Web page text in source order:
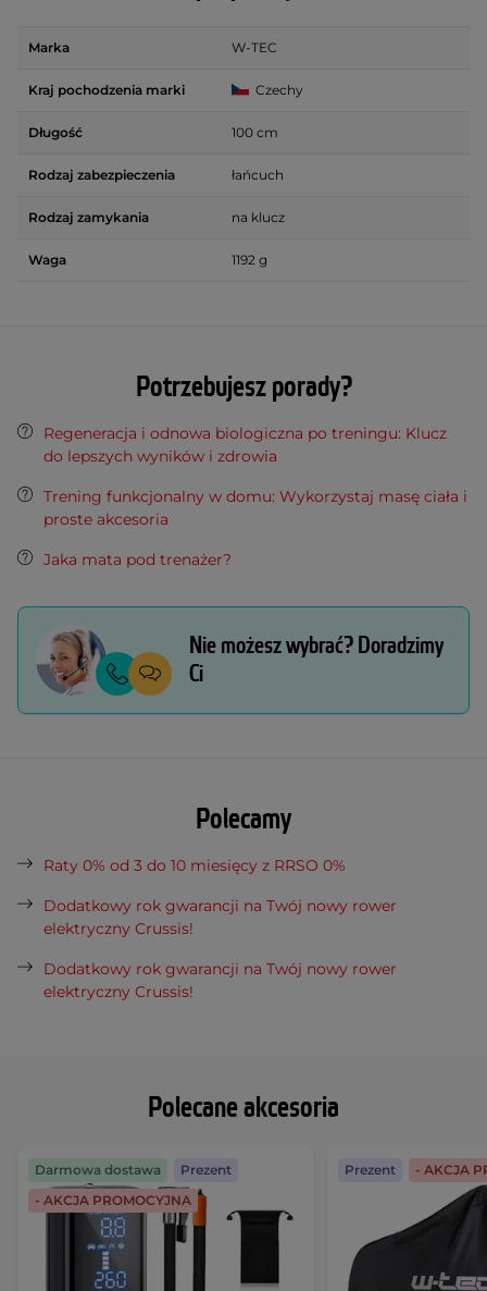
Polecane akcesoria
Darmowa dostawa
Prezent
- AKCJA PROMOCYJNA
Prezent - AKCJA
Marka W-TEC
Kraj pochodzenia marki Czechy
Długość 100 cm
Rodzaj zabezpieczenia łańcuch
Rodzaj zamykania na klucz
Waga 1192 g
Potrzebujesz porady?
Regeneracja i odnowa biologiczna po treningu: Klucz
do lepszych wyników i zdrowia
Trening funkcjonalny w domu: Wykorzystaj masę ciała i
proste akcesoria
Jaka mata pod trenażer?
Nie możesz wybrać? Doradzimy
Ci
Polecamy
Raty 0% od 3 do 10 miesięcy z RRSO 0%
Dodatkowy rok gwarancji na Twój nowy rower
elektryczny Crussis!
Dodatkowy rok gwarancji na Twój nowy rower
elektryczny Crussis!